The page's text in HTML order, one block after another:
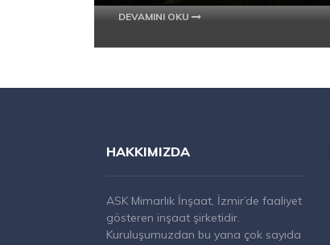
DEVAMINI OKU
HAKKIMIZDA
ASK Mimarlık İnşaat, İzmir’de faaliyet
gösteren inşaat şirketidir.
Kuruluşumuzdan bu yana çok sayıda